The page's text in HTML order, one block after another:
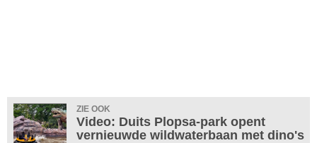
ZIE OOK
Video: Duits Plopsa-park opent
vernieuwde wildwaterbaan met dino's